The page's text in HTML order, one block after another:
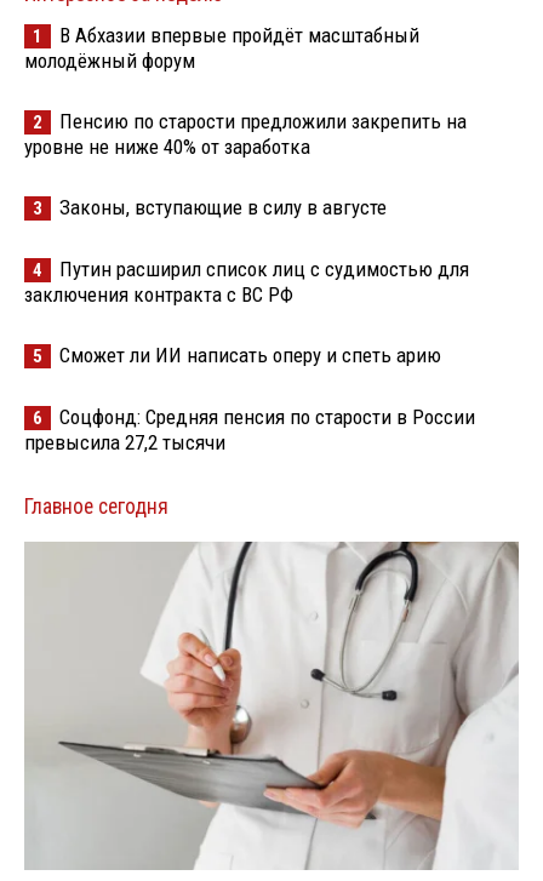
1
В Абхазии впервые пройдёт масштабный
молодёжный форум
2
Пенсию по старости предложили закрепить на
уровне не ниже 40% от заработка
3 Законы, вступающие в силу в августе
4
Путин расширил список лиц с судимостью для
заключения контракта с ВС РФ
5 Сможет ли ИИ написать оперу и спеть арию
6
Соцфонд: Средняя пенсия по старости в России
превысила 27,2 тысячи
Главное сегодня